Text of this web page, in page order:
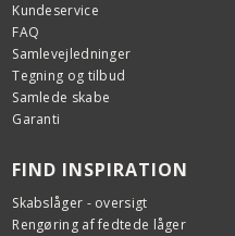
Kundeservice
FAQ
Samlevejledninger
Tegning og tilbud
Samlede skabe
Garanti
FIND INSPIRATION
Skabslåger - oversigt
Rengøring af fedtede låger